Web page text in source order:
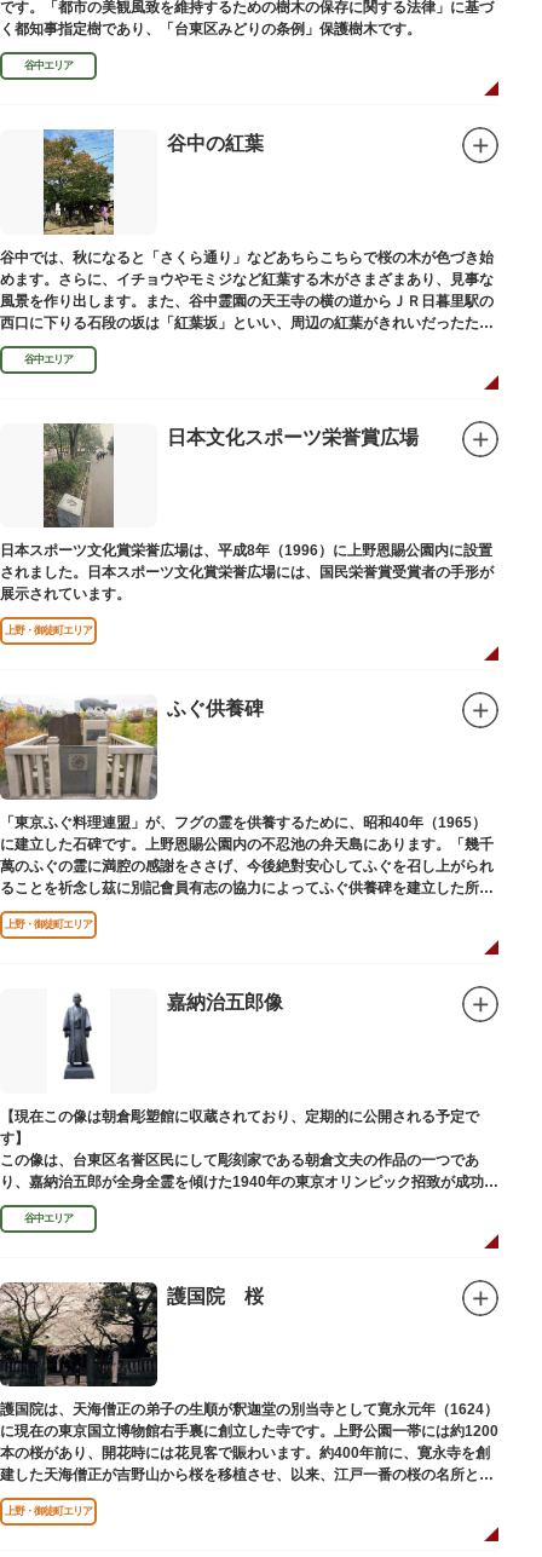
です。「都市の美観風致を維持するための樹木の保存に関する法律」に基づ
く都知事指定樹であり、「台東区みどりの条例」保護樹木です。
谷中エリア
谷中の紅葉
谷中では、秋になると「さくら通り」などあちらこちらで桜の木が色づき始
めます。さらに、イチョウやモミジなど紅葉する木がさまざまあり、見事な
風景を作り出します。また、谷中霊園の天王寺の横の道からＪＲ日暮里駅の
西口に下りる石段の坂は「紅葉坂」といい、周辺の紅葉がきれいだったため
このように命名されたという説があります。
谷中エリア
日本文化スポーツ栄誉賞広場
日本スポーツ文化賞栄誉広場は、平成8年（1996）に上野恩賜公園内に設置
されました。日本スポーツ文化賞栄誉広場には、国民栄誉賞受賞者の手形が
展示されています。
上野・御徒町エリア
ふぐ供養碑
「東京ふぐ料理連盟」が、フグの霊を供養するために、昭和40年（1965）
に建立した石碑です。上野恩賜公園内の不忍池の弁天島にあります。「幾千
萬のふぐの霊に満腔の感謝をささげ、今後絶對安心してふぐを召し上がられ
ることを祈念し茲に別記會員有志の協力によってふぐ供養碑を建立した所以
であります」と刻まれています。
上野・御徒町エリア
嘉納治五郎像
【現在この像は朝倉彫塑館に収蔵されており、定期的に公開される予定で
す】
この像は、台東区名誉区民にして彫刻家である朝倉文夫の作品の一つであ
り、嘉納治五郎が全身全霊を傾けた1940年の東京オリンピック招致が成功
（のちに返上）した、1936年に制作されました。
朝倉文夫は、1907～1910年ころに嘉納と知り合ったと推察されます。その
後も縁があり、嘉納の人柄や骨格などを熟知していた朝倉は、嘉納の海外出
ポーズは、嘉納の柔道家としての「不動の姿勢」を意識したと思われます。
谷中エリア
護国院 桜
護国院は、天海僧正の弟子の生順が釈迦堂の別当寺として寛永元年（1624）
に現在の東京国立博物館右手裏に創立した寺です。上野公園一帯には約1200
本の桜があり、開花時には花見客で賑わいます。約400年前に、寛永寺を創
建した天海僧正が吉野山から桜を移植させ、以来、江戸一番の桜の名所とし
て今日に及んでいます。
上野・御徒町エリア